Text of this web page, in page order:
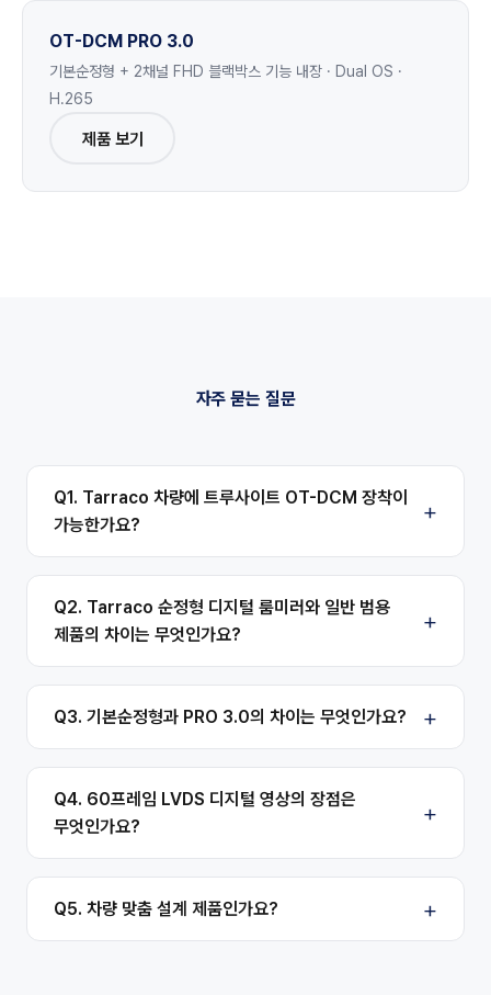
OT-DCM PRO 3.0
기본순정형 + 2채널 FHD 블랙박스 기능 내장 · Dual OS ·
H.265
제품 보기
자주 묻는 질문
Q1. Tarraco 차량에 트루사이트 OT-DCM 장착이
가능한가요?
Q2. Tarraco 순정형 디지털 룸미러와 일반 범용
제품의 차이는 무엇인가요?
Q3. 기본순정형과 PRO 3.0의 차이는 무엇인가요?
Q4. 60프레임 LVDS 디지털 영상의 장점은
무엇인가요?
Q5. 차량 맞춤 설계 제품인가요?